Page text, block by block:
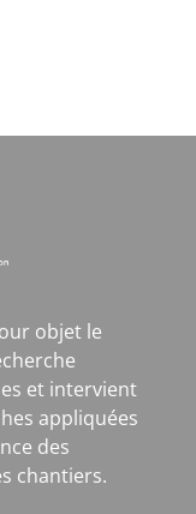
objet le
et intervient
appliquées
des
chantiers.